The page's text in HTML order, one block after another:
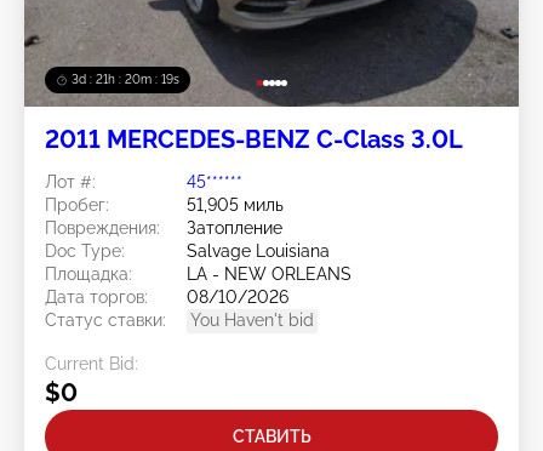
3d : 21h : 20m : 15s
2011 MERCEDES-BENZ C-Class 3.0L
Лот #:
45******
Пробег:
51,905 миль
Повреждения:
Затопление
Doc Type:
Salvage Louisiana
Площадка:
LA - NEW ORLEANS
Дата торгов:
08/10/2026
Статус ставки:
You Haven't bid
Current Bid:
$0
СТАВИТЬ